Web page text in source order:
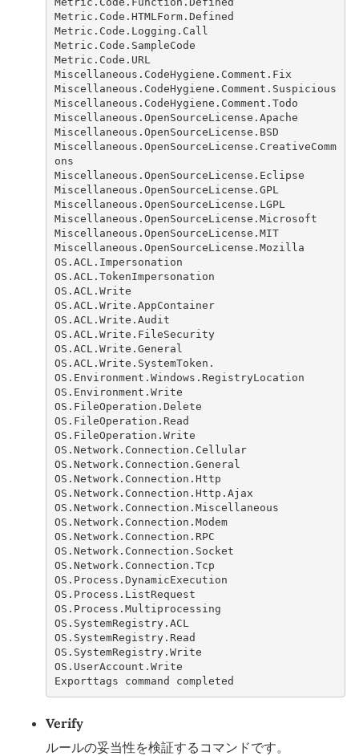
Metric.Code.HTMLForm.Defined
Metric.Code.Logging.Call
Metric.Code.SampleCode
Metric.Code.URL
Miscellaneous.CodeHygiene.Comment.Fix
Miscellaneous.CodeHygiene.Comment.Suspicious
Miscellaneous.CodeHygiene.Comment.Todo
Miscellaneous.OpenSourceLicense.Apache
Miscellaneous.OpenSourceLicense.BSD
Miscellaneous.OpenSourceLicense.CreativeComm
ons
Miscellaneous.OpenSourceLicense.Eclipse
Miscellaneous.OpenSourceLicense.GPL
Miscellaneous.OpenSourceLicense.LGPL
Miscellaneous.OpenSourceLicense.Microsoft
Miscellaneous.OpenSourceLicense.MIT
Miscellaneous.OpenSourceLicense.Mozilla
OS.ACL.Impersonation
OS.ACL.TokenImpersonation
OS.ACL.Write
OS.ACL.Write.AppContainer
OS.ACL.Write.Audit
OS.ACL.Write.FileSecurity
OS.ACL.Write.General
OS.ACL.Write.SystemToken.
OS.Environment.Windows.RegistryLocation
OS.Environment.Write
OS.FileOperation.Delete
OS.FileOperation.Read
OS.FileOperation.Write
OS.Network.Connection.Cellular
OS.Network.Connection.General
OS.Network.Connection.Http
OS.Network.Connection.Http.Ajax
OS.Network.Connection.Miscellaneous
OS.Network.Connection.Modem
OS.Network.Connection.RPC
OS.Network.Connection.Socket
OS.Network.Connection.Tcp
OS.Process.DynamicExecution
OS.Process.ListRequest
OS.Process.Multiprocessing
OS.SystemRegistry.ACL
OS.SystemRegistry.Read
OS.SystemRegistry.Write
OS.UserAccount.Write
Exporttags command completed
Verify
ルールの妥当性を検証するコマンドです。